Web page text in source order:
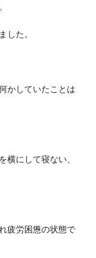
した。
かしていたことは
横にして寝ない、
疲労困憊の状態で